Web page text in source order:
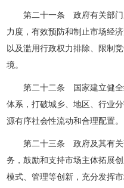
第二十一条 政府有关部门
力度，有效预防和制止市场经
以及滥用行政权力排除、限制
境。
第二十二条 国家建立健全
体系，打破城乡、地区、行业
源有序社会性流动和合理配置。
第二十三条 政府及其有关
务，鼓励和支持市场主体拓展
模式、管理等创新，充分发挥